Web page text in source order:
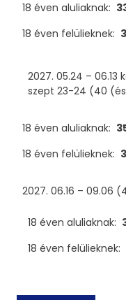
18 éven aluliaknak:
18 éven felülieknek:
2027. 05.24 – 06.13
szept 23-24 (40
18 éven aluliaknak:
18 éven felülieknek:
2027. 06.16 – 09.06
18 éven aluliaknak:
18 éven felülieknek: